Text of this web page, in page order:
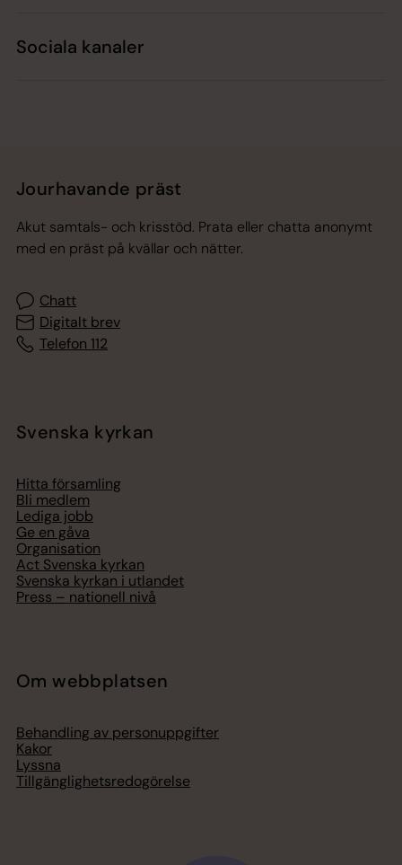
Sociala kanaler
Jourhavande präst
Akut samtals- och krisstöd. Prata eller chatta anonymt
med en präst på kvällar och nätter.
Chatt
Digitalt brev
Telefon 112
Svenska kyrkan
Hitta församling
Bli medlem
Lediga jobb
Ge en gåva
Organisation
Act Svenska kyrkan
Svenska kyrkan i utlandet
Press – nationell nivå
Om webbplatsen
Behandling av personuppgifter
Kakor
Lyssna
Tillgänglighetsredogörelse